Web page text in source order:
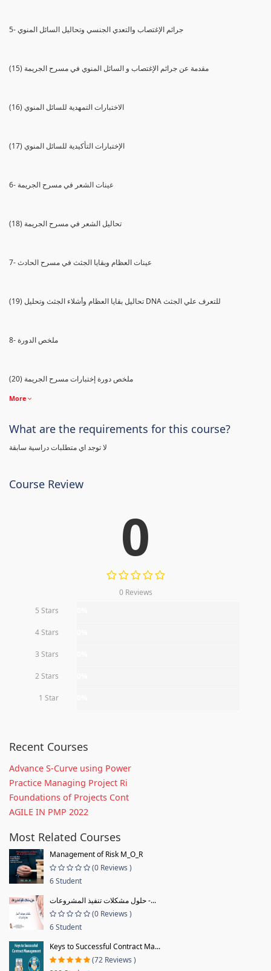
5- جرائم الإغتصاب والتعدي الجنسي وتحاليل السائل المنوي
(15) مقدمة عن جرائم الإغتصاب و السائل المنوي في مسرح الجريمة
(16) الاختبارات التمهدية للسائل المنوي
(17) الإختبارات التأكيدية للسائل المنوي
6- عينات الشعر في مسرح الجريمة
(18) تحاليل الشعر في مسرح الجريمة
7- عينات العظام وبقايا الجثث في مسرح الحادث
(19) تحاليل بقايا العظام وأشلاء الجثث وتحليل DNA للتعرف علي الجثث
8- ملخص الدورة
(20) ملخص دورة إختبارات مسرح الجريمة
More
What are the requirements for this course?
لا توجد اي متطلبات دراسية سابقة
Course Review
0
0 Reviews
5 Stars
4 Stars
3 Stars
2 Stars
1 Star
Recent Courses
Advance S-Curve using Power
Practice Managing Project Ri
Foundations of Projects Cont
AGILE IN PMP 2022
Most Related Courses
Management of Risk M_O_R
(0 Reviews )
6 Student
حلول مشكلات تنفيذ المشروعات -...
(0 Reviews )
6 Student
Keys to Successful Contract Ma...
(72 Reviews )